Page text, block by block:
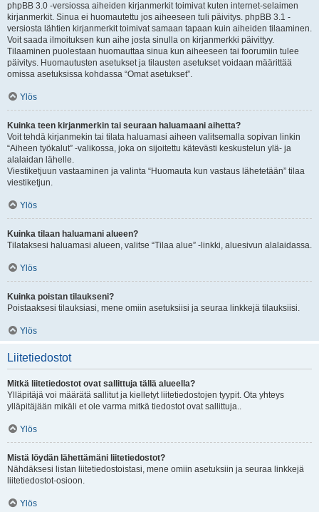
phpBB 3.0 -versiossa aiheiden kirjanmerkit toimivat kuten internet-selaimen
kirjanmerkit. Sinua ei huomautettu jos aiheeseen tuli päivitys. phpBB 3.1 -
versiosta lähtien kirjanmerkit toimivat samaan tapaan kuin aiheiden tilaaminen.
Voit saada ilmoituksen kun aihe josta sinulla on kirjanmerkki päivittyy.
Tilaaminen puolestaan huomauttaa sinua kun aiheeseen tai foorumiin tulee
päivitys. Huomautusten asetukset ja tilausten asetukset voidaan määrittää
omissa asetuksissa kohdassa “Omat asetukset”.
Ylös
Kuinka teen kirjanmerkin tai seuraan haluamaani aihetta?
Voit tehdä kirjanmekin tai tilata haluamasi aiheen valitsemalla sopivan linkin
“Aiheen työkalut” -valikossa, joka on sijoitettu kätevästi keskustelun ylä- ja
alalaidan lähelle.
Viestiketjuun vastaaminen ja valinta “Huomauta kun vastaus lähetetään” tilaa
viestiketjun.
Ylös
Kuinka tilaan haluamani alueen?
Tilataksesi haluamasi alueen, valitse “Tilaa alue” -linkki, aluesivun alalaidassa.
Ylös
Kuinka poistan tilaukseni?
Poistaaksesi tilauksiasi, mene omiin asetuksiisi ja seuraa linkkejä tilauksiisi.
Ylös
Liitetiedostot
Mitkä liitetiedostot ovat sallittuja tällä alueella?
Ylläpitäjä voi määrätä sallitut ja kielletyt liitetiedostojen tyypit. Ota yhteys
ylläpitäjään mikäli et ole varma mitkä tiedostot ovat sallittuja..
Ylös
Mistä löydän lähettämäni liitetiedostot?
Nähdäksesi listan liitetiedostoistasi, mene omiin asetuksiin ja seuraa linkkejä
liitetiedostot-osioon.
Ylös